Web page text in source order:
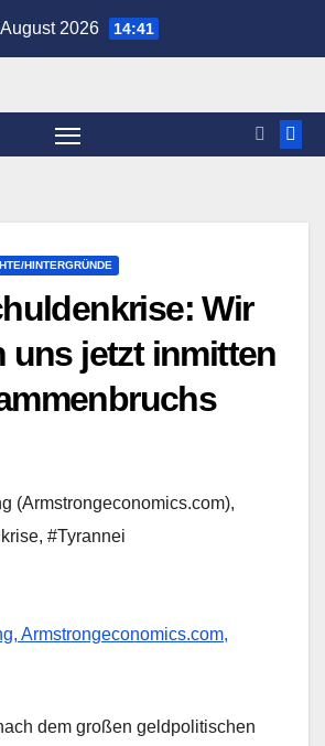
2026 14:41
HINTERGRÜNDE
Wir
uns jetzt inmitten
(Armstrongeconomics.com),
, #Tyrannei
Armstrongeconomics.com,
dem großen geldpolitischen